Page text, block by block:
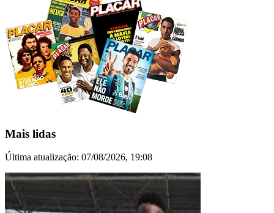
Mais lidas
Última atualização: 07/08/2026, 19:08